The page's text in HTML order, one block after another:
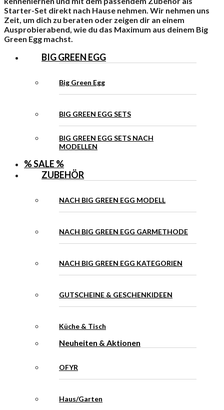
Starter-Set direkt nach Hause nehmen. Wir nehmen uns
Zeit, um dich zu beraten oder zeigen dir an einem
Ausprobierabend, wie du das Maximum aus deinem Big
Green Egg machst.
BIG GREEN EGG
Big Green Egg
BIG GREEN EGG SETS
BIG GREEN EGG SETS NACH
MODELLEN
% SALE %
ZUBEHÖR
NACH BIG GREEN EGG MODELL
NACH BIG GREEN EGG GARMETHODE
NACH BIG GREEN EGG KATEGORIEN
GUTSCHEINE & GESCHENKIDEEN
Küche & Tisch
Neuheiten & Aktionen
OFYR
Haus/Garten